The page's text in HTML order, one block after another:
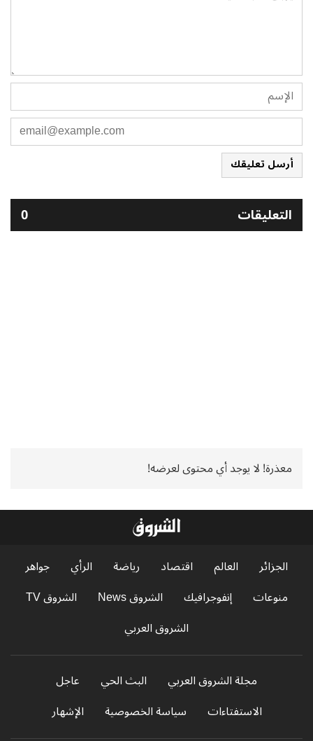
أرسل تعليقك
التعليقات 0
معذرة! لا يوجد أي محتوى لعرضه!
الجزائر العالم اقتصاد رياضة الرأي
جواهر
منوعات
إنفوجرافيك الشروق News
الشروق TV
الشروق العربي
مجلة الشروق العربي البث الحي
عاجل
الاستفتاءات
سياسة الخصوصية الإشهار